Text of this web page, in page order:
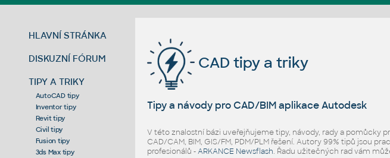
HLAVNÍ STRÁNKA
DISKUZNÍ FÓRUM
TIPY A TRIKY
AutoCAD tipy
Inventor tipy
Revit tipy
Civil tipy
Fusion tipy
3ds Max tipy
CAD tipy a triky
Tipy a návody pro CAD/BIM aplikace Autodesk
V této znalostní bázi uveřejňujeme tipy, návody, rady a pomůcky
CAD/CAM, BIM, GIS/FM, PDM/PLM řešení. Autory 99% tipů jsou
profesionálů -ARKANCE Newsflash. Řadu užitečných rad vám